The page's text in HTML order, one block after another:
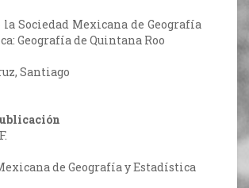
Sociedad Mexicana de Geografía
Geografía de Quintana Roo
Santiago
de Geografía y Estadística